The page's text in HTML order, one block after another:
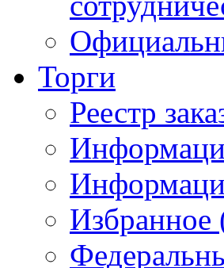
Торги
Реестр
Избранное